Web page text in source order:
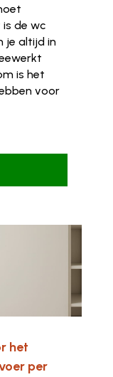
de wc
je altijd in
is het
voor
het
per